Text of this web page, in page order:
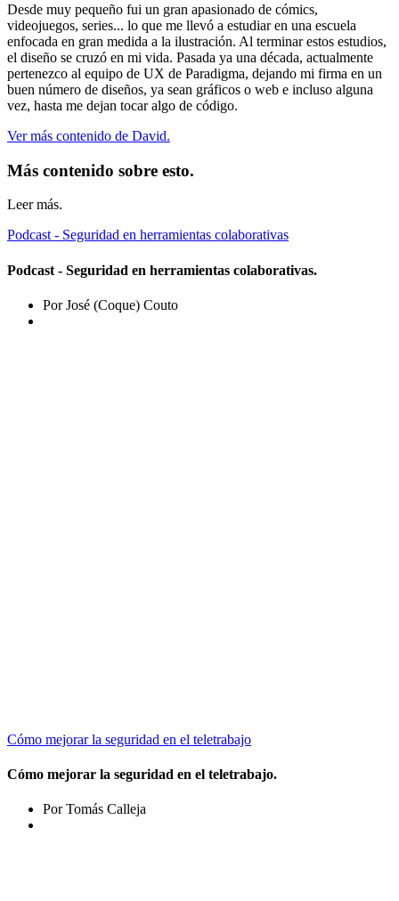
Desde muy pequeño fui un gran apasionado de cómics,
videojuegos, series... lo que me llevó a estudiar en una escuela
enfocada en gran medida a la ilustración. Al terminar estos estudios,
el diseño se cruzó en mi vida. Pasada ya una década, actualmente
pertenezco al equipo de UX de Paradigma, dejando mi firma en un
buen número de diseños, ya sean gráficos o web e incluso alguna
vez, hasta me dejan tocar algo de código.
Ver más contenido de David.
Más contenido sobre esto.
Leer más.
Podcast - Seguridad en herramientas colaborativas
Podcast - Seguridad en herramientas colaborativas.
Por José (Coque) Couto
Cómo mejorar la seguridad en el teletrabajo
Cómo mejorar la seguridad en el teletrabajo.
Por Tomás Calleja